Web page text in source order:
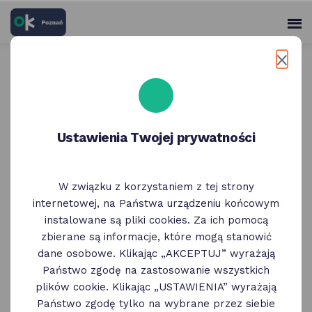
skróty
głównych
Panel
Międzynarodowe Targi
Ustawienia Twojej prywatności
W związku z korzystaniem z tej strony
internetowej, na Państwa urządzeniu końcowym
instalowane są pliki cookies. Za ich pomocą
zbierane są informacje, które mogą stanowić
dane osobowe. Klikając „AKCEPTUJ” wyrażają
Państwo zgodę na zastosowanie wszystkich
plików cookie. Klikając „USTAWIENIA” wyrażają
Państwo zgodę tylko na wybrane przez siebie